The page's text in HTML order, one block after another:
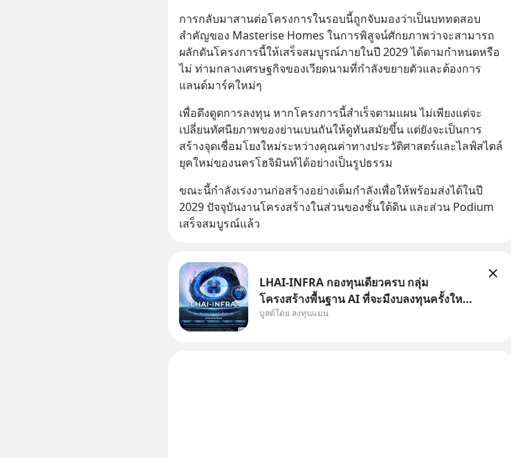
การกลับมาสานต่อโครงการในรอบนี้ถูกจับมองว่าเป็นบททดสอบ
สำคัญของ Masterise Homes ในการพิสูจน์ศักยภาพว่าจะสามารถ
ผลักดันโครงการนี้ให้เสร็จสมบูรณ์ภายในปี 2029 ได้ตามกำหนดหรือ
ไม่ ท่ามกลางเศรษฐกิจของเวียดนามที่กำลังขยายตัวและต้องการ
แลนด์มาร์คใหม่ๆ
เพื่อดึงดูดการลงทุน หากโครงการนี้สำเร็จตามแผน ไม่เพียงแต่จะ
เปลี่ยนทัศนียภาพของย่านเบนถันให้ดูทันสมัยขึ้น แต่ยังจะเป็นการ
สร้างจุดเชื่อมโยงใหม่ระหว่างคุณค่าทางประวัติศาสตร์และไลฟ์สไตล์
ยุคใหม่ของนครโฮจิมินห์ได้อย่างเป็นรูปธรรม
ขณะนี้กำลังเร่งงานก่อสร้างอย่างเต็มกำลังเพื่อให้พร้อมส่งได้ในปี
2029 ปัจจุบันงานโครงสร้างในส่วนของชั้นใต้ดิน และส่วน Podium
เสร็จสมบูรณ์แล้ว
LHAI-INFRA กองทุนเดียวครบ กลุ่ม
โครงสร้างพื้นฐาน AI ที่จะมีงบลงทุนครั้งใหญ่
ในประวัติศาสตร์ ที่เรียกว่า AI Supercycle
บูสต์โดย ลงทุนแมน